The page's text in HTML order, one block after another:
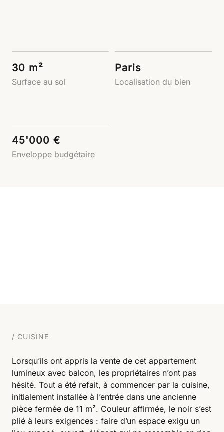
30 m²
Surface au sol
Paris
Localisation du bien
45'000 €
Enveloppe budgétaire
CUISINE
Lorsqu’ils ont appris la vente de cet appartement
lumineux avec balcon, les propriétaires n’ont pas
hésité. Tout a été refait, à commencer par la cuisine,
initialement installée à l’entrée dans une ancienne
pièce fermée de 11 m². Couleur affirmée, le noir s’est
plié à leurs exigences : faire d’un espace exigu un